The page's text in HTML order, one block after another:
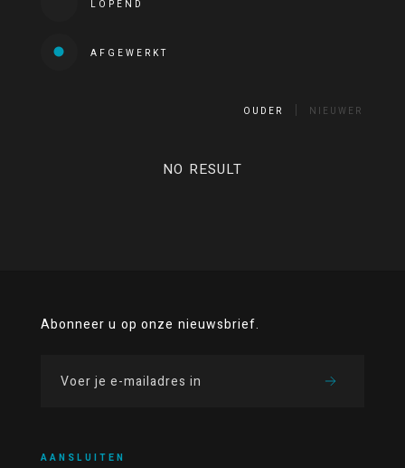
LOPEND
AFGEWERKT
OUDER NIEUWER
NO RESULT
Abonneer u op onze nieuwsbrief.
AANSLUITEN